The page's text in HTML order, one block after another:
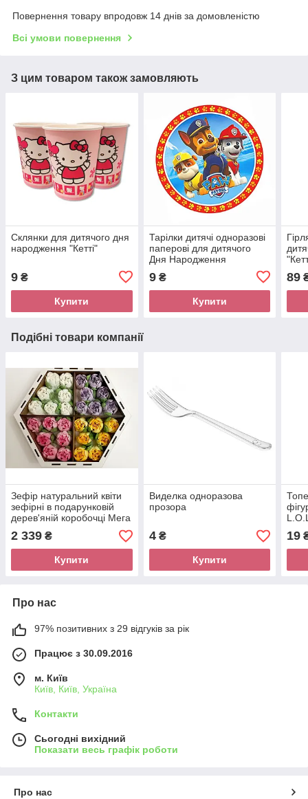
Повернення товару впродовж 14 днів за домовленістю
Всі умови повернення
З цим товаром також замовляють
Склянки для дитячого дня
народження "Кетті"
9 ₴
Купити
Тарілки дитячі одноразові
паперові для дитячого
Дня Народження
9₴
Купити
89
Подібні товари компанії
Зефір натуральний квіти
зефірні в подарунковій
дерев'яній коробочці Мега
Бокс 4 в 1 30777
2 339 ₴
Купити
Виделка одноразова
прозора
4₴
Купити
19
Про нас
97% позитивних з 29 відгуків за рік
Працює з 30.09.2016
м. Київ
Київ, Київ, Україна
Контакти
Сьогодні вихідний
Показати весь графік роботи
Про нас